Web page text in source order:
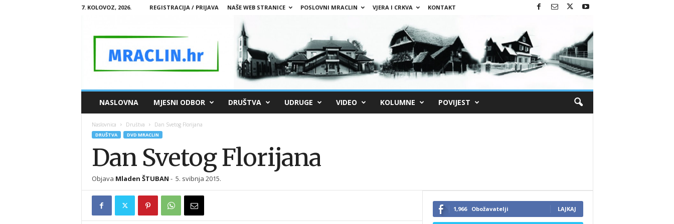
7. KOLOVOZ, 2026. REGISTRACIJA / PRIJAVA NAŠE WEB STRANICE POSLOVNI MRACLIN VJERA I CRKVA KONTAKT
M
A
R
NASLOVNA MJESNI ODBOR DRUŠTVA UDRUGE VIDEO KOLUMNE POVIJEST
Naslovnica Društva Dan Svetog Florijana
DRUŠTVA DVD MRACLIN
Dan Svetog Florijana
Objava Mladen ŠTUBAN - 5. svibnja 2015.
1,966 Obožavatelji LAJKAJ